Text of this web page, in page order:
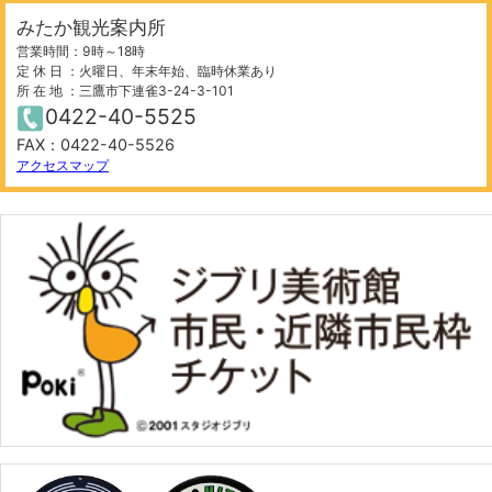
みたか観光案内所
営業時間：9時～18時
定 休 日 ：火曜日、年末年始、臨時休業あり
所 在 地 ：三鷹市下連雀3-24-3-101
0422-40-5525
FAX：0422-40-5526
アクセスマップ